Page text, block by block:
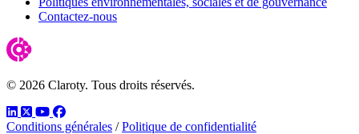
Contactez-nous
© 2026 Claroty. Tous droits réservés.
LinkedIn
TwitterYouTube
Facebook
Conditions générales / Politique de confidentialité